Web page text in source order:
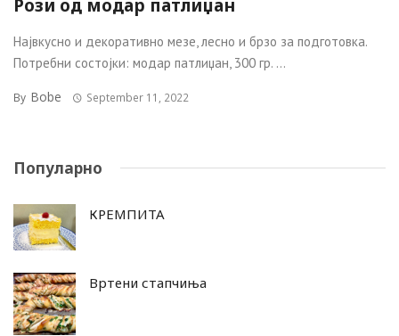
Рози од модар патлиџан
Највкусно и декоративно мезе, лесно и брзо за подготовка.
Потребни состојки: модар патлиџан, 300 гр. ...
By Bobe September 11, 2022
Популарно
КРЕМПИТА
Вртени стапчиња